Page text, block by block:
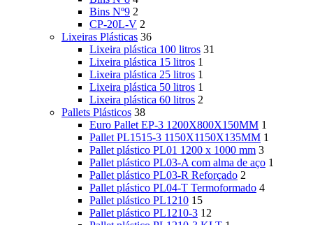
Bins Nº9 2
CP-20L-V 2
Lixeiras Plásticas 36
Lixeira plástica 100 litros 31
Lixeira plástica 15 litros 1
Lixeira plástica 25 litros 1
Lixeira plástica 50 litros 1
Lixeira plástica 60 litros 2
Pallets Plásticos 38
Euro Pallet EP-3 1200X800X150MM 1
Pallet PL1515-3 1150X1150X135MM 1
Pallet plástico PL01 1200 x 1000 mm 3
Pallet plástico PL03-A com alma de aço 1
Pallet plástico PL03-R Reforçado 2
Pallet plástico PL04-T Termoformado 4
Pallet plástico PL1210 15
Pallet plástico PL1210-3 12